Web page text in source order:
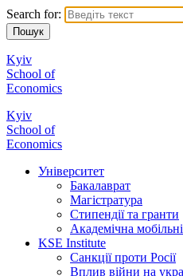
Search for:
Kyiv
School of
Economics
Kyiv
School of
Economics
Університет
Бакалаврат
Магістратура
Стипендії та гранти
Академічна
KSE Institute
Санкції проти Росії
Вплив війни на